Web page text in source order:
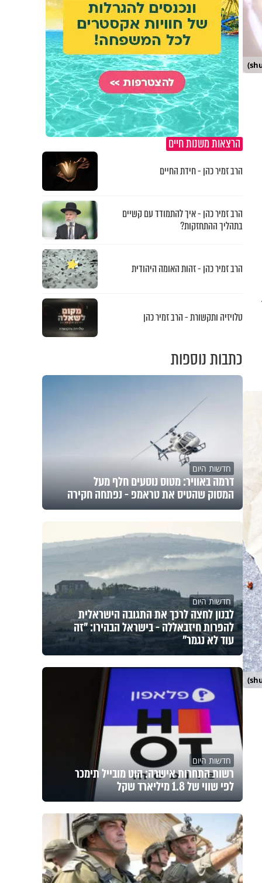
לפחות 4
הרצאות משנות חיים
הרב זמיר כהן - חידת החיים
הרב זמיר כהן - איך להתמודד עם קשיים
בתהליך ההתחזקות?
הרב זמיר כהן - זהות האומה היהודית
טלויזיה ותקשורת - הרב זמיר כהן
כתבות נוספות
חדשות היום
דרמה באוויר: מטוס נוסעים חלף מעל
המסוק שהטיס את טראמפ - נפתחה חקירה
חדשות היום
לבנון לחצה לרכך את התגובה הישראלית
להפרות חיזבאללה - בישראל הבהירו: "זה
עוד לא נגמר"
חדשות היום
רשות התחרות אישרה: הוט מובייל תימכר
לפי שווי של 1.8 מיליארד שקל